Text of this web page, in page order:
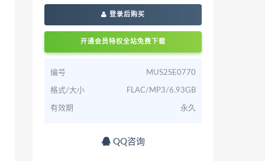
登录后购买
开通会员特权全站免费下载
编号 MUS2SE0770
格式/大小 FLAC/MP3/6.93GB
有效期 永久
QQ咨询